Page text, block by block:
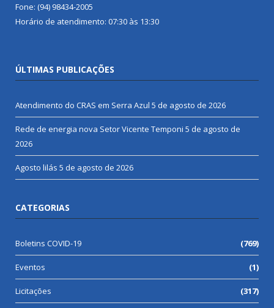
Fone: (94) 98434-2005
Horário de atendimento: 07:30 às 13:30
ÚLTIMAS PUBLICAÇÕES
Atendimento do CRAS em Serra Azul 5 de agosto de 2026
Rede de energia nova Setor Vicente Temponi 5 de agosto de
2026
Agosto lilás 5 de agosto de 2026
CATEGORIAS
Boletins COVID-19 (769)
Eventos (1)
Licitações (317)